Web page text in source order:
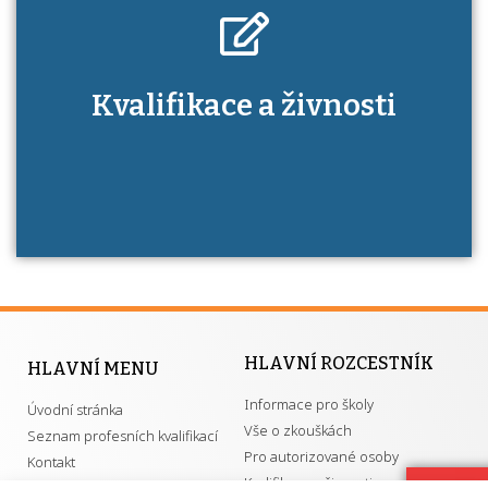
Kdo je to autorizovaná osoba a jaké výhody
má získání autorizace?
Kvalifikace a živnosti
HLAVNÍ MENU
Úvodní stránka
Seznam profesních kvalifikací
Kontakt
HLAVNÍ ROZCESTNÍK
Informace pro školy
Vše o zkouškách
Pro autorizované osoby
Kvalifikace a živnosti